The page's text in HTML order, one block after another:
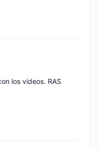
los videos. RAS